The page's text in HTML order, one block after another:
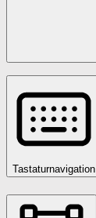
Tastaturnavigation